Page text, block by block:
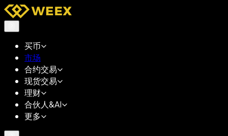
买币
市场
合约交易
现货交易
理财
合伙人&AI
更多